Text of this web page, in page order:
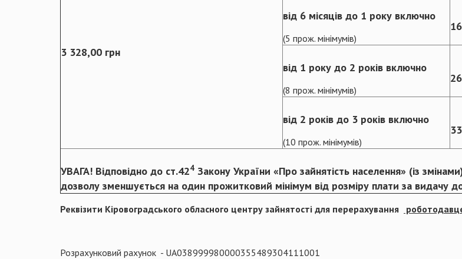
3 328,00 грн
від 6 місяців до 1 року включно
(5 прож. мінімумів)
від 1 року до 2 років включно
(8 прож. мінімумів)
від 2 років до 3 років включно
(10 прож. мінімумів)
УВАГА! Відповідно до ст.424 Закону України «Про зайнятість населення» (із
дозволу зменшується на один прожитковий мінімум від розміру плати за видачу
Реквізити Кіровоградського обласного центру зайнятості для перерахування
Розрахунковий рахунок - UA038999980000355489304111001